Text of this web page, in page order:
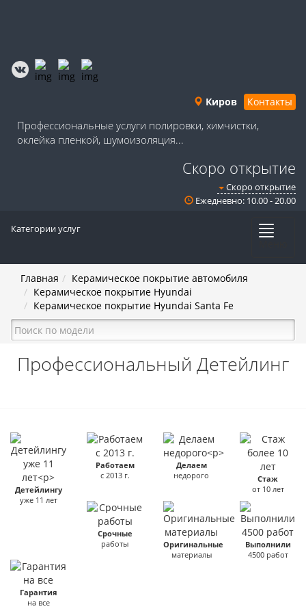
Киров Контакты
Профессиональные услуги полировки, химчистки,
оклейка пленкой, шумоизоляция...
Скоро открытие
Скоро открытие
Ежедневно: 10.00 - 20.00
Категории услуг
Главная
Керамическое покрытие автомобиля
Керамическое покрытие Hyundai
Керамическое покрытие Hyundai Santa Fe
Профессиональный Детейлинг
Детейлингу
уже 11 лет
Работаем
с 2013 г.
Делаем
недорого
Стаж
от 10 лет
Срочные
работы
Оригинальные
материалы
Выполнили
4500 работ
Гарантия
на все